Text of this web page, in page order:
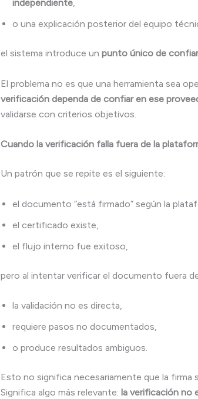
independiente,
o una explicación posterior del equipo
el sistema introduce un punto único de
El problema no es que una herramienta sea
verificación dependa de confiar en ese
validarse con criterios objetivos.
Cuando la verificación falla fuera de la
Un patrón que se repite es el siguiente:
el documento “está firmado” según la
el certificado existe,
el flujo interno fue exitoso,
pero al intentar verificar el documento fuera
la validación no es directa,
requiere pasos no documentados,
o produce resultados ambiguos.
Esto no significa necesariamente que la firma
Significa algo más relevante: la verificación no